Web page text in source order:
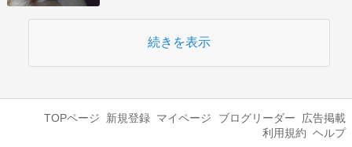
クお願いします。 本格的に痩せると決めたので、
こちらを参…
続きを表示
TOPページ 新規登録 マイページ ブログリーダー
広告掲載
利用規約 ヘルプ